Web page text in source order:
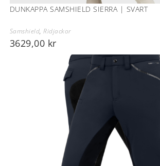
DUNKAPPA SAMSHIELD SIERRA | SVART
Samshield,Ridjackor
3629,00 kr